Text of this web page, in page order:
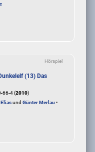
Hörspiel
(13) Das
66-4 (2010)
und Günter Merlau •